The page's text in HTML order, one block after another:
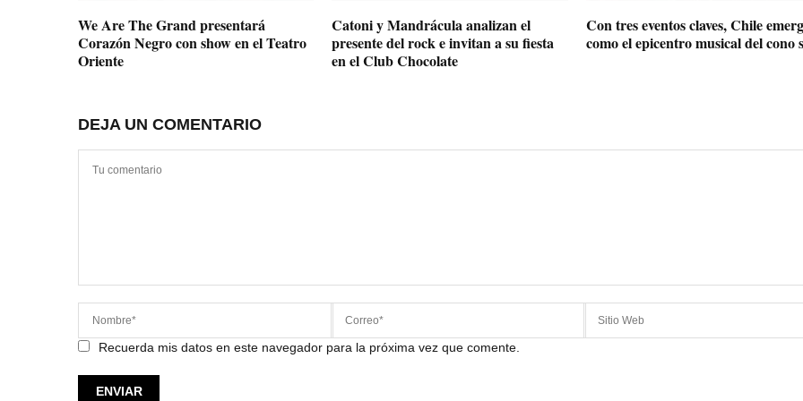
We Are The Grand presentará
Corazón Negro con show en el Teatro
Oriente
Catoni y Mandrácula analizan el
presente del rock e invitan a su fiesta
en el Club Chocolate
Con tres eventos claves, Chile
como el epicentro musical del cono
DEJA UN COMENTARIO
Recuerda mis datos en este navegador para la próxima vez que comente.